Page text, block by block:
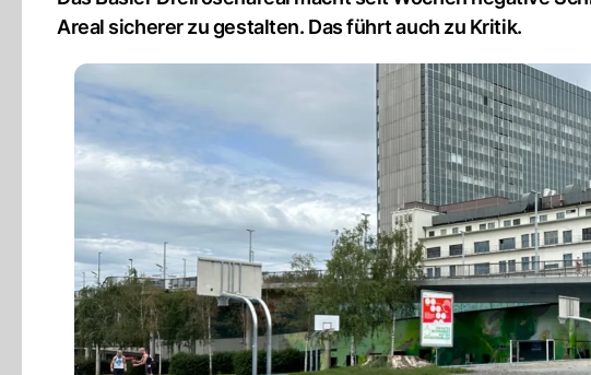
Areal sicherer zu gestalten. Das führt auch zu Kritik.